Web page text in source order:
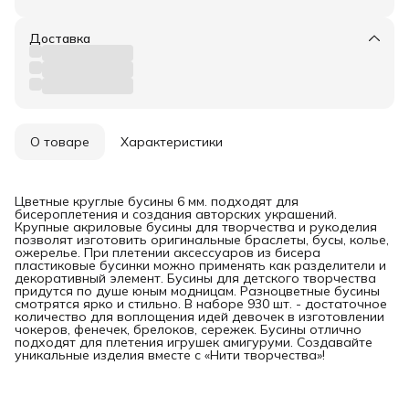
Доставка
О товаре Характеристики
Цветные круглые бусины 6 мм. подходят для
бисероплетения и создания авторских украшений.
Крупные акриловые бусины для творчества и рукоделия
позволят изготовить оригинальные браслеты, бусы, колье,
ожерелье. При плетении аксессуаров из бисера
пластиковые бусинки можно применять как разделители и
декоративный элемент. Бусины для детского творчества
придутся по душе юным модницам. Разноцветные бусины
смотрятся ярко и стильно. В наборе 930 шт. - достаточное
количество для воплощения идей девочек в изготовлении
чокеров, фенечек, брелоков, сережек. Бусины отлично
подходят для плетения игрушек амигуруми. Создавайте
уникальные изделия вместе с «Нити творчества»!